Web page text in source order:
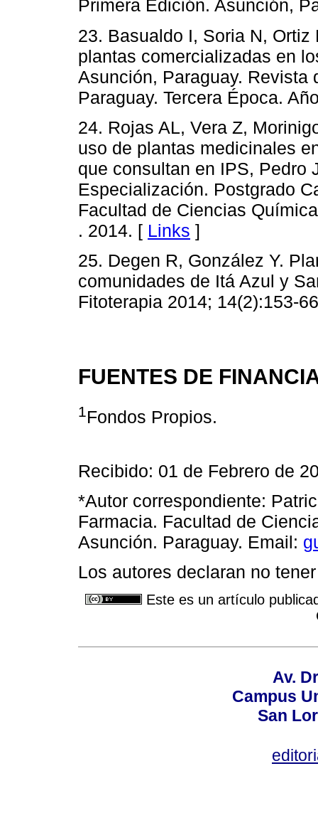
Primera Edición. Asunción,
23. Basualdo I, Soria N,
plantas comercializadas en
Asunción, Paraguay.
Paraguay. Tercera Época.
24. Rojas AL, Vera Z,
uso de plantas medicinales
que consultan en IPS, Pedro
Especialización. Postgrado
Facultad de Ciencias
. 2014. [ Links ]
25. Degen R, González Y.
comunidades de Itá Azul y
Fitoterapia 2014; 14(2):153-
FUENTES DE
1Fondos Propios.
Recibido: 01 de Febrero de
*Autor correspondiente:
Farmacia. Facultad de
Asunción. Paraguay. Email:
Los autores declaran no
Este es un artículo
Av.
Campus
San